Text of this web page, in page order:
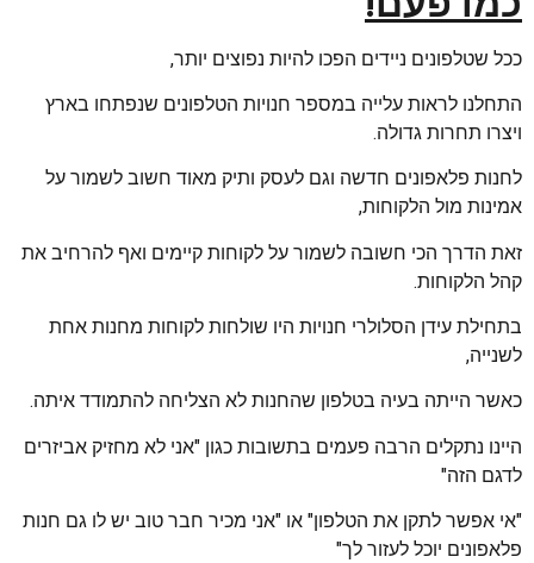
ככל שטלפונים ניידים הפכו להיות נפוצים יותר,
התחלנו לראות עלייה במספר חנויות הטלפונים שנפתחו בארץ
ויצרו תחרות גדולה.
לחנות פלאפונים חדשה וגם לעסק ותיק מאוד חשוב לשמור על
אמינות מול הלקוחות,
זאת הדרך הכי חשובה לשמור על לקוחות קיימים ואף להרחיב את
קהל הלקוחות.
בתחילת עידן הסלולרי חנויות היו שולחות לקוחות מחנות אחת
לשנייה,
כאשר הייתה בעיה בטלפון שהחנות לא הצליחה להתמודד איתה.
היינו נתקלים הרבה פעמים בתשובות כגון "אני לא מחזיק אביזרים
לדגם הזה"
"אי אפשר לתקן את הטלפון" או "אני מכיר חבר טוב יש לו גם חנות
פלאפונים יוכל לעזור לך"